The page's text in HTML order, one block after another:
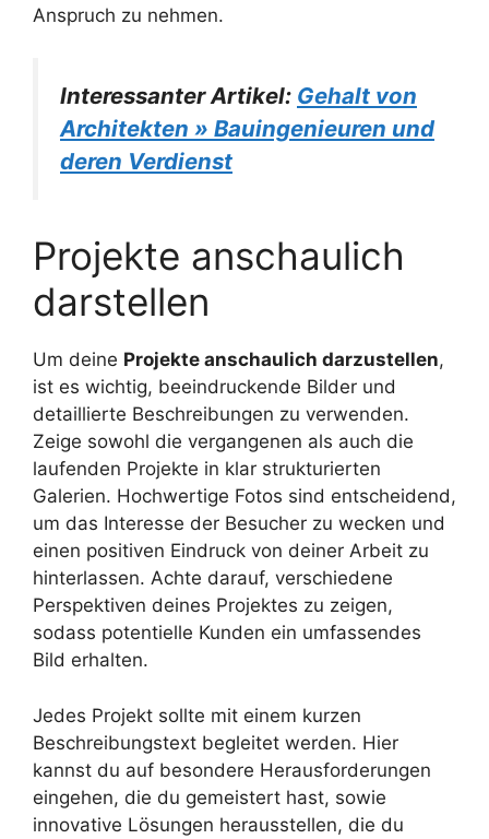
Anspruch zu nehmen.
Interessanter Artikel: Gehalt von
Architekten » Bauingenieuren und
deren Verdienst
Projekte anschaulich
darstellen
Um deine Projekte anschaulich darzustellen,
ist es wichtig, beeindruckende Bilder und
detaillierte Beschreibungen zu verwenden.
Zeige sowohl die vergangenen als auch die
laufenden Projekte in klar strukturierten
Galerien. Hochwertige Fotos sind entscheidend,
um das Interesse der Besucher zu wecken und
einen positiven Eindruck von deiner Arbeit zu
hinterlassen. Achte darauf, verschiedene
Perspektiven deines Projektes zu zeigen,
sodass potentielle Kunden ein umfassendes
Bild erhalten.
Jedes Projekt sollte mit einem kurzen
Beschreibungstext begleitet werden. Hier
kannst du auf besondere Herausforderungen
eingehen, die du gemeistert hast, sowie
innovative Lösungen herausstellen, die du